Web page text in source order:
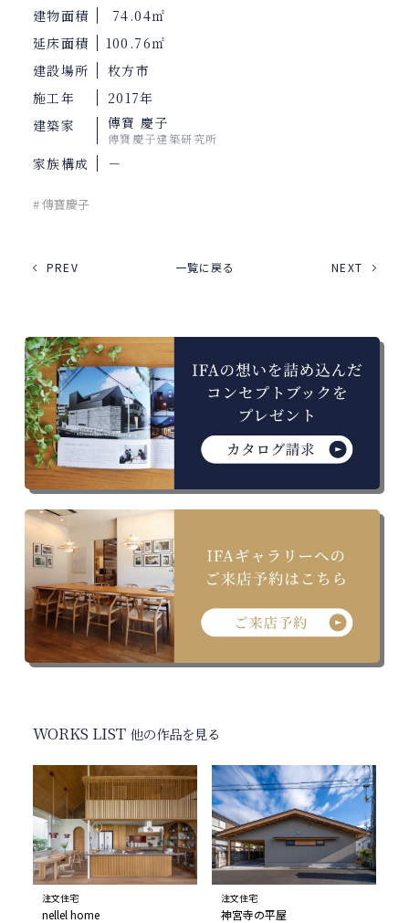
建物面積
74.04㎡
延床面積
100.76㎡
建設場所
枚方市
施工年
2017年
建築家
傳寶 慶子
傳寶慶子建築研究所
家族構成 －
# 傳寶慶子
PREV 一覧に戻る NEXT
WORKS LIST 他の作品を見る
注文住宅
nellel home
注文住宅
神宮寺の平屋